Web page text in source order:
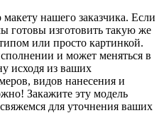
нашего заказчика. Если
готовы изготовить такую же
или просто картинкой.
и может меняться в
исходя из ваших
видов нанесения и
Закажите эту модель
для уточнения ваших